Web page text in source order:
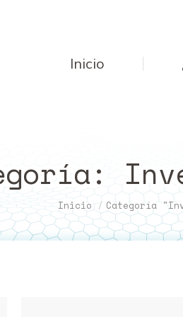
Inicio
Estás aquí:
Inicio Categoría